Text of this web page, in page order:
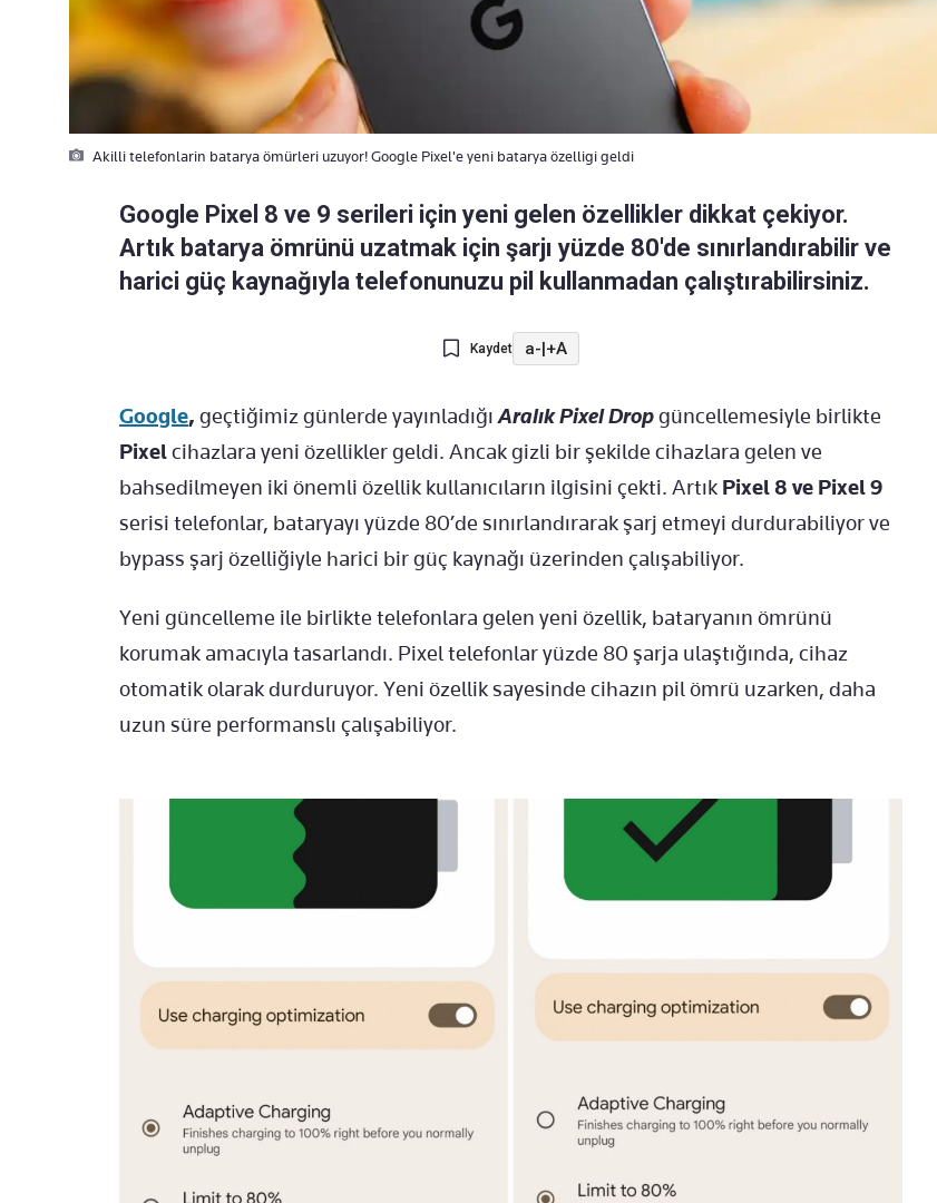
Akilli telefonlarin batarya ömürleri uzuyor! Google Pixel'e yeni batarya özelligi geldi
Google Pixel 8 ve 9 serileri için yeni gelen özellikler dikkat çekiyor.
Artık batarya ömrünü uzatmak için şarjı yüzde 80'de sınırlandırabilir ve
harici güç kaynağıyla telefonunuzu pil kullanmadan çalıştırabilirsiniz.
Kaydet a-|+A
Google, geçtiğimiz günlerde yayınladığıAralık Pixel Dropgüncellemesiyle birlikte
Pixelcihazlara yeni özellikler geldi. Ancak gizli bir şekilde cihazlara gelen ve
bahsedilmeyen iki önemli özellik kullanıcıların ilgisini çekti. Artık Pixel8 ve Pixel 9
serisi telefonlar, bataryayı yüzde 80’de sınırlandırarak şarj etmeyi durdurabiliyor ve
bypass şarj özelliğiyle harici bir güç kaynağı üzerinden çalışabiliyor.
Yeni güncelleme ile birlikte telefonlara gelen yeni özellik, bataryanın ömrünü
korumak amacıyla tasarlandı. Pixel telefonlar yüzde 80 şarja ulaştığında, cihaz
otomatik olarak durduruyor. Yeni özellik sayesinde cihazın pil ömrü uzarken, daha
uzun süre performanslı çalışabiliyor.